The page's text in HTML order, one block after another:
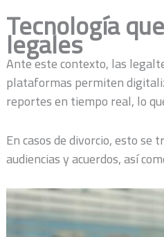
Tecnología
legales
Ante este contexto, las
plataformas permiten
reportes en tiempo real, lo
En casos de divorcio, esto
audiencias y acuerdos, así